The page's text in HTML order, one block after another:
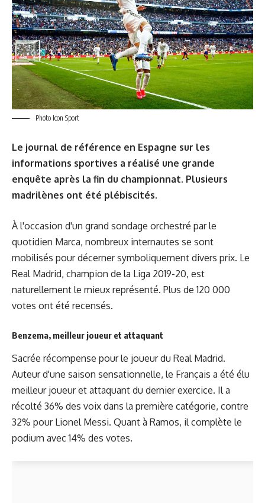
Photo Icon Sport
Le journal de référence en Espagne sur les
informations sportives a réalisé une grande
enquête après la fin du championnat. Plusieurs
madrilènes ont été plébiscités.
À l'occasion d'un grand sondage orchestré par le
quotidien Marca, nombreux internautes se sont
mobilisés pour décerner symboliquement divers prix. Le
Real Madrid, champion de la Liga 2019-20, est
naturellement le mieux représenté. Plus de 120 000
votes ont été recensés.
Benzema, meilleur joueur et attaquant
Sacrée récompense pour le joueur du Real Madrid.
Auteur d'une saison sensationnelle, le Français a été élu
meilleur joueur et attaquant du dernier exercice. Il a
récolté 36% des voix dans la première catégorie, contre
32% pour Lionel Messi. Quant à Ramos, il complète le
podium avec 14% des votes.